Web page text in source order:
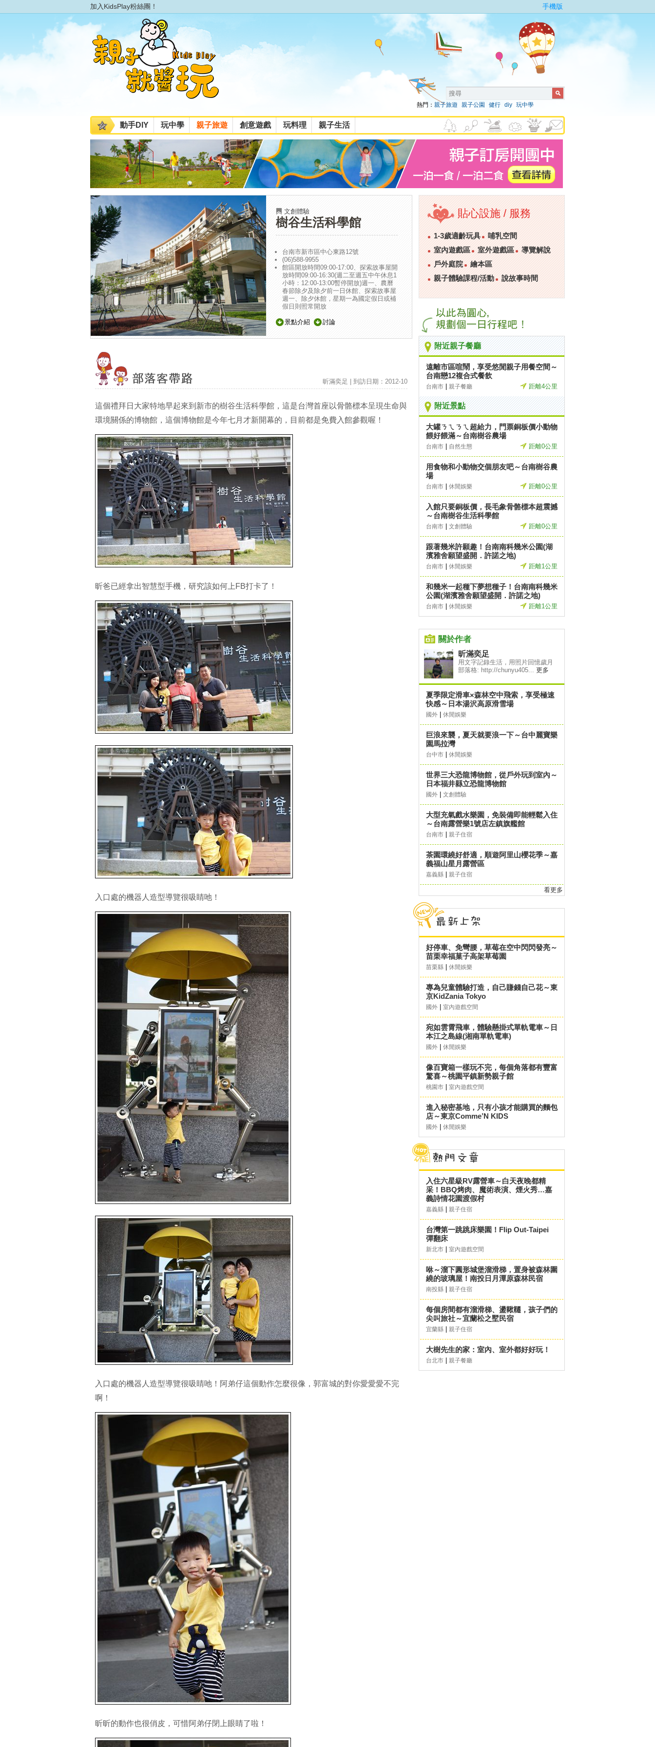
加入KidsPlay粉絲團！ 手機版
熱門： 親子旅遊 親子公園 健行 diy 玩中學
動手DIY 玩中學 親子旅遊 創意遊戲 玩料理 親子生活
文創體驗
樹谷生活科學館
台南市新市區中心東路12號
(06)588-9955
館區開放時間09:00-17:00、探索故事屋開
放時間09:00-16:30(週二至週五中午休息1
小時：12:00-13:00暫停開放)週一、農曆
春節除夕及除夕前一日休館、探索故事屋
週一、除夕休館，星期一為國定假日或補
假日則照常開放
景點介紹 討論
昕滿奕足 | 到訪日期：2012-10
這個禮拜日大家特地早起來到新市的樹谷生活科學館，這是台灣首座以骨骼標本呈現生命與
環境關係的博物館，這個博物館是今年七月才新開幕的，目前都是免費入館參觀喔！
昕爸已經拿出智慧型手機，研究該如何上FB打卡了！
入口處的機器人造型導覽很吸睛吔！
入口處的機器人造型導覽很吸睛吔！阿弟仔這個動作怎麼很像，郭富城的對你愛愛愛不完
啊！
昕昕的動作也很俏皮，可惜阿弟仔閉上眼睛了啦！
貼心設施 / 服務
1-3歲適齡玩具
哺乳空間
室內遊戲區
室外遊戲區
導覽解說
戶外庭院
繪本區
親子體驗課程/活動
說故事時間
附近親子餐廳
遠離市區喧鬧，享受悠閒親子用餐空間～
台南戀12複合式餐飲
台南市 親子餐廳 距離4公里
附近景點
大罐ㄋㄟㄋㄟ超給力，門票銅板價小動物
餵好餵滿～台南樹谷農場
台南市 自然生態 距離0公里
用食物和小動物交個朋友吧～台南樹谷農
場
台南市 休閒娛樂 距離0公里
入館只要銅板價，長毛象骨骼標本超震撼
～台南樹谷生活科學館
台南市 文創體驗 距離0公里
跟著幾米許願趣！台南南科幾米公園(湖
濱雅舍願望盛開．許諾之地)
台南市 休閒娛樂 距離1公里
和幾米一起種下夢想種子！台南南科幾米
公園(湖濱雅舍願望盛開．許諾之地)
台南市 休閒娛樂 距離1公里
關於作者
昕滿奕足
用文字記錄生活，用照片回憶歲月
部落格: http://chunyu405... 更多
夏季限定滑車×森林空中飛索，享受極速
快感～日本湯沢高原滑雪場
國外 休閒娛樂
巨浪來襲，夏天就要浪一下～台中麗寶樂
園馬拉灣
台中市 休閒娛樂
世界三大恐龍博物館，從戶外玩到室內～
日本福井縣立恐龍博物館
國外 文創體驗
大型充氣戲水樂園，免裝備即能輕鬆入住
～台南露營樂1號店左鎮旗艦館
台南市 親子住宿
茶園環繞好舒適，順遊阿里山櫻花季～嘉
義福山星月露營區
嘉義縣 親子住宿
看更多
好停車、免彎腰，草莓在空中閃閃發亮～
苗栗幸福菓子高架草莓園
苗栗縣 休閒娛樂
專為兒童體驗打造，自己賺錢自己花～東
京KidZania Tokyo
國外 室內遊戲空間
宛如雲霄飛車，體驗懸掛式單軌電車～日
本江之島線(湘南單軌電車)
國外 休閒娛樂
像百寶箱一樣玩不完，每個角落都有豐富
驚喜～桃園平鎮新勢親子館
桃園市 室內遊戲空間
進入秘密基地，只有小孩才能購買的麵包
店～東京Comme’N KIDS
國外 休閒娛樂
入住六星級RV露營車～白天夜晚都精
采！BBQ烤肉、魔術表演、煙火秀…嘉
義詩情花園渡假村
嘉義縣 親子住宿
台灣第一跳跳床樂園！Flip Out-Taipei
彈翻床
新北市 室內遊戲空間
咻～溜下圓形城堡溜滑梯，置身被森林圍
繞的玻璃屋！南投日月潭原森林民宿
南投縣 親子住宿
每個房間都有溜滑梯、盪鞦韆，孩子們的
尖叫旅社～宜蘭松之墅民宿
宜蘭縣 親子住宿
大樹先生的家：室內、室外都好好玩！
台北市 親子餐廳